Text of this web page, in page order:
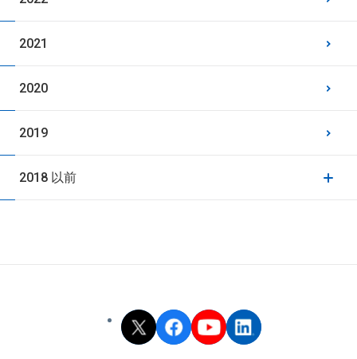
2021
2020
2019
2018 以前